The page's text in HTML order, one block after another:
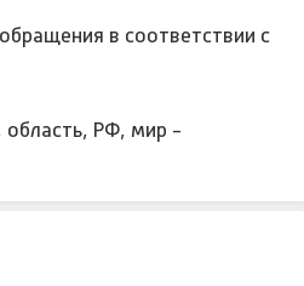
в соответствии с
область, РФ, мир -